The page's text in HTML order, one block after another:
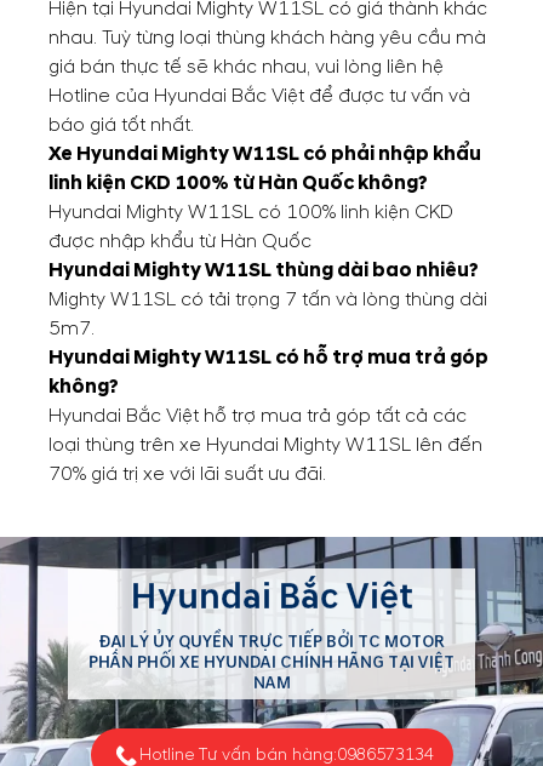
Hiện tại Hyundai Mighty W11SL có giá thành khác
nhau. Tuỳ từng loại thùng khách hàng yêu cầu mà
giá bán thực tế sẽ khác nhau, vui lòng liên hệ
Hotline của Hyundai Bắc Việt để được tư vấn và
báo giá tốt nhất.
Xe Hyundai Mighty W11SL có phải nhập khẩu
linh kiện CKD 100% từ Hàn Quốc không?
Hyundai Mighty W11SL có 100% linh kiện CKD
được nhập khẩu từ Hàn Quốc
Hyundai Mighty W11SL thùng dài bao nhiêu?
Mighty W11SL có tải trọng 7 tấn và lòng thùng dài
5m7.
Hyundai Mighty W11SL có hỗ trợ mua trả góp
không?
Hyundai Bắc Việt hỗ trợ mua trả góp tất cả các
loại thùng trên xe Hyundai Mighty W11SL lên đến
70% giá trị xe với lãi suất ưu đãi.
Hyundai Bắc Việt
ĐẠI LÝ ỦY QUYỀN TRỰC TIẾP BỞI TC MOTOR
PHÂN PHỐI XE HYUNDAI CHÍNH HÃNG TẠI VIỆT
NAM
Hotline Tư vấn bán hàng:0986573134